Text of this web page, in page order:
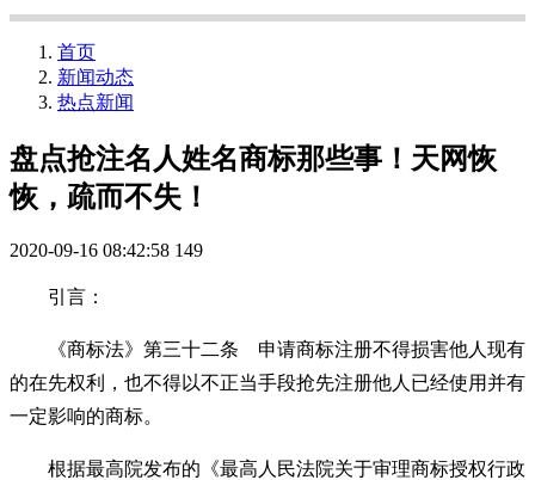
首页
新闻动态
热点新闻
盘点抢注名人姓名商标那些事！天网恢
恢，疏而不失！
2020-09-16 08:42:58 149
引言：
《商标法》第三十二条 申请商标注册不得损害他人现有
的在先权利，也不得以不正当手段抢先注册他人已经使用并有
一定影响的商标。
根据最高院发布的《最高人民法院关于审理商标授权行政